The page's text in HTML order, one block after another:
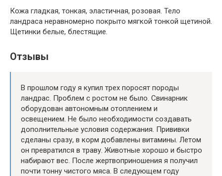
Кожа гладкая, тонкая, эластичная, розовая. Тело
ландраса неравномерно покрыто мягкой тонкой щетиной.
Щетинки белые, блестящие.
Отзывы
В прошлом году я купил трех поросят породы
ландрас. Проблем с ростом не было. Свинарник
оборудован автономным отоплением и
освещением. Не было необходимости создавать
дополнительные условия содержания. Прививки
сделаны сразу, в корм добавлены витамины. Летом
он превратился в траву. Животные хорошо и быстро
набирают вес. После жертвоприношения я получил
почти тонну чистого мяса. В следующем году